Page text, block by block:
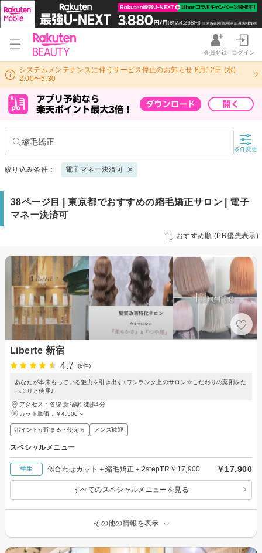
会員登録 ログイン
システムメンテナンスに伴うサービス停止のお知らせ 8月12日 (水)
2:00〜5:30
縮毛矯正
条件変更
絞り込み条件： 電子マネー決済可
38ページ目 | 東京都でおすすめの縮毛矯正サロン | 電子
マネー決済可
おすすめ順 (PR優先表示)
Liberte 新宿
4.7
(8件)
あなたが本来もっている魅力を引き出す♪ワンランク上のサロン☆こだわりの薬剤をた
っぷりと使用♪
アクセス：各線 新宿駅 徒歩4分
カット単価： ￥4,500～
ポイントが貯まる・使える メンズ歓迎
スペシャルメニュー
学生 似合わせカット＋縮毛矯正＋2stepTR￥17,900 ￥17,900
すべてのスペシャルメニューを見る
その他の情報を表示